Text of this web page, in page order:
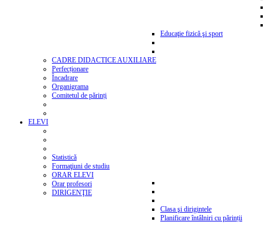
Educaţie fizică şi sport
CADRE DIDACTICE AUXILIARE
Perfecționare
Încadrare
Organigrama
Comitetul de părinți
ELEVI
Statistică
Formaţiuni de studiu
ORAR ELEVI
Orar profesori
DIRIGENŢIE
Clasa şi dirigintele
Planificare întâlniri cu părinții